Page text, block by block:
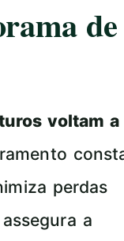
de
voltam
perdas
a